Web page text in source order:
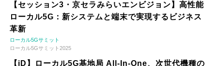
【セッション3・京セラみらいエンビジョン】高性能
ローカル5G：新システムと端末で実現するビジネス
革新
ローカル5Gサミット
ローカル5Gサミット2025
【iD】ローカル5G基地局 All-In-One、次世代機種の